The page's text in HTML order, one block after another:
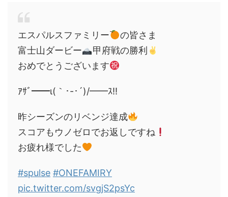
エスパルスファミリー
の皆さま
富士山ダービー
甲府戦の勝利
おめでとうございます
ｱｻﾞ━━ι(｀･-･´)/━━ｽ!!
昨シーズンのリベンジ達成
スコアもウノゼロでお返しですね
お疲れ様でした
#spulse #ONEFAMIRY
pic.twitter.com/svgjS2psYc